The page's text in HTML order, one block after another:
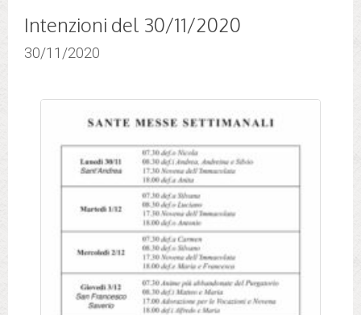
Intenzioni del 30/11/2020
30/11/2020